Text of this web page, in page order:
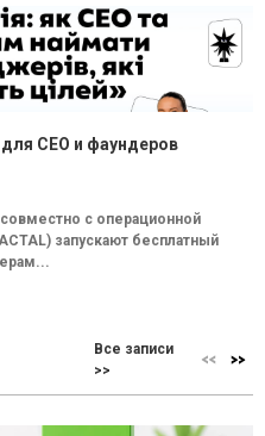
CEO и фаундеров
совместно с операционной
запускают бесплатный
Все записи
>>